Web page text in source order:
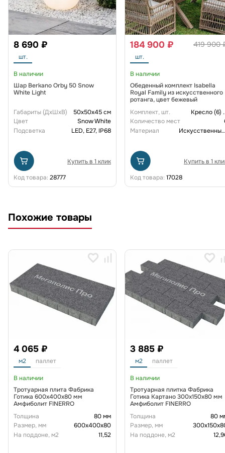
8 690 ₽
шт.
В наличии
Шар Berkano Orby 50 Snow
White Light
Габариты (ДxШxВ)
50x50x45 см
Цвет
Snow White
Подсветка
LED, E27, IP68
Купить в 1 клик
Код товара: 28777
419 900
184 900 ₽
шт.
В наличии
Обеденный комплект Isabella
Royal Family из искусственного
ротанга, цвет бежевый
Комплект, шт.
Кресло (6)
Количество мест
Материал
Искусственный ротанг
Купить в 1
Код товара: 17028
Похожие товары
4 065 ₽
м2 паллет
В наличии
Тротуарная плита Фабрика
Готика 600х400х80 мм
Амфиболит FINERRO
Толщина
80 мм
Размер, мм
600х400х80
На поддоне, м2
11,52
3 885 ₽
м2 паллет
В наличии
Тротуарная плитка Фабрика
Готика Картано 300х150х80 мм
Амфиболит FINERRO
Толщина
80
Размер, мм
На поддоне, м2